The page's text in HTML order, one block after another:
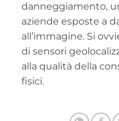
danneggiamento,
aziende esposte a
all’immagine. Si
di sensori
alla qualità della
fisici.